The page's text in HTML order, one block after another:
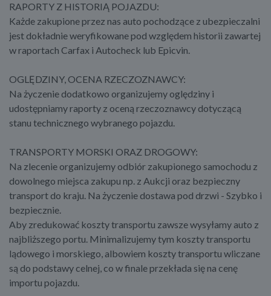
RAPORTY Z HISTORIĄ POJAZDU:
Każde zakupione przez nas auto pochodzące z ubezpieczalni
jest dokładnie weryfikowane pod względem historii zawartej
w raportach Carfax i Autocheck lub Epicvin.
OGLĘDZINY, OCENA RZECZOZNAWCY:
Na życzenie dodatkowo organizujemy oględziny i
udostępniamy raporty z oceną rzeczoznawcy dotyczącą
stanu technicznego wybranego pojazdu.
TRANSPORTY MORSKI ORAZ DROGOWY:
Na zlecenie organizujemy odbiór zakupionego samochodu z
dowolnego miejsca zakupu np. z Aukcji oraz bezpieczny
transport do kraju. Na życzenie dostawa pod drzwi - Szybko i
bezpiecznie.
Aby zredukować koszty transportu zawsze wysyłamy auto z
najbliższego portu. Minimalizujemy tym koszty transportu
lądowego i morskiego, albowiem koszty transportu wliczane
są do podstawy celnej, co w finale przekłada się na cenę
importu pojazdu.